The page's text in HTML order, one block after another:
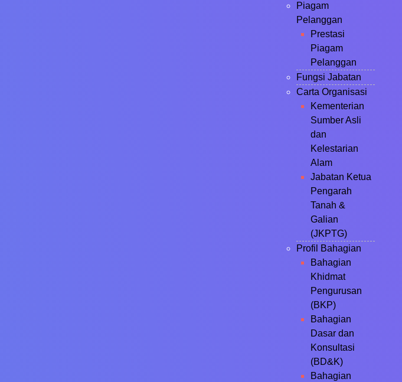
Piagam
Pelanggan
Prestasi
Piagam
Pelanggan
Fungsi Jabatan
Carta Organisasi
Kementerian
Sumber Asli
dan
Kelestarian
Alam
Jabatan Ketua
Pengarah
Tanah &
Galian
(JKPTG)
Profil Bahagian
Bahagian
Khidmat
Pengurusan
(BKP)
Bahagian
Dasar dan
Konsultasi
(BD&K)
Bahagian